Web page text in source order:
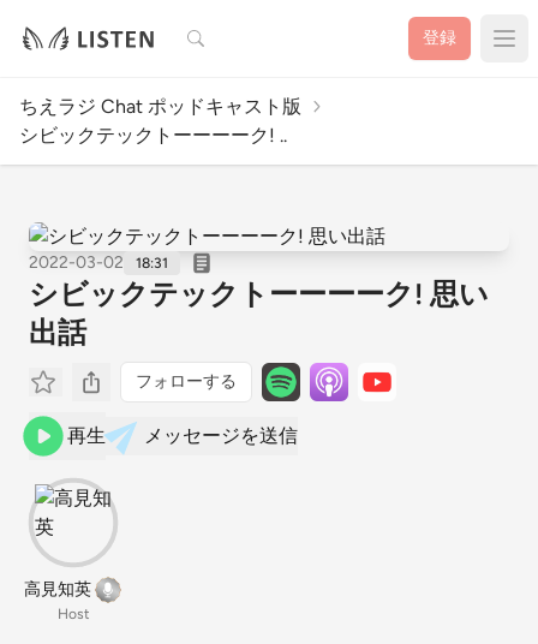
検索 登録
ちえラジ Chat ポッドキャスト版
シビックテックトーーーーク! ..
2022-03-02 18:31
シビックテックトーーーーク! 思い
出話
フォローする
再生 メッセージを送信
高見知英
Host